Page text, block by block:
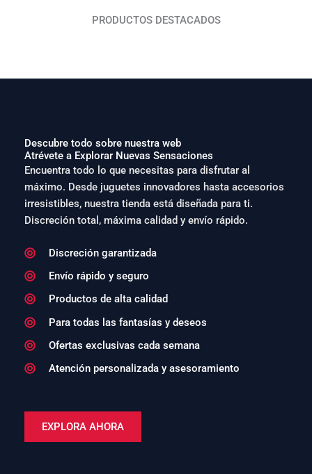
PRODUCTOS DESTACADOS
Descubre todo sobre nuestra web
Atrévete a Explorar Nuevas Sensaciones
Encuentra todo lo que necesitas para disfrutar al
máximo. Desde juguetes innovadores hasta accesorios
irresistibles, nuestra tienda está diseñada para ti.
Discreción total, máxima calidad y envío rápido.
Discreción garantizada
Envío rápido y seguro
Productos de alta calidad
Para todas las fantasías y deseos
Ofertas exclusivas cada semana
Atención personalizada y asesoramiento
EXPLORA AHORA